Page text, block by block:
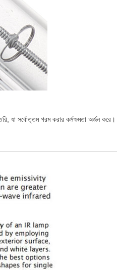
যা সর্বোত্তম গরম করার কর্মক্ষমতা অর্জন করে।